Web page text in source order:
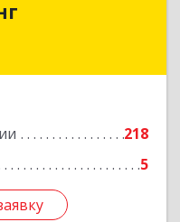
218
5
Уфимский р-н, Уфа